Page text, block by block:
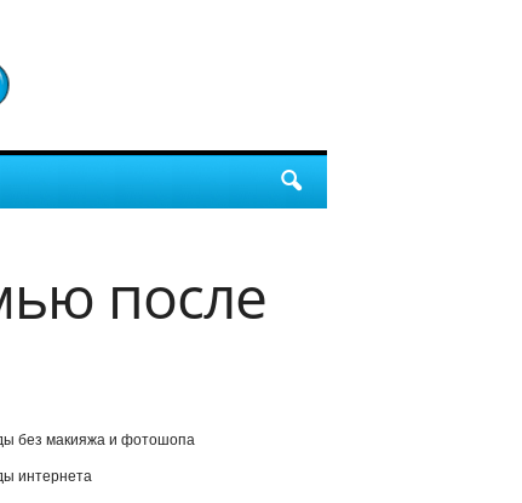
после
без макияжа и фотошопа
интернета